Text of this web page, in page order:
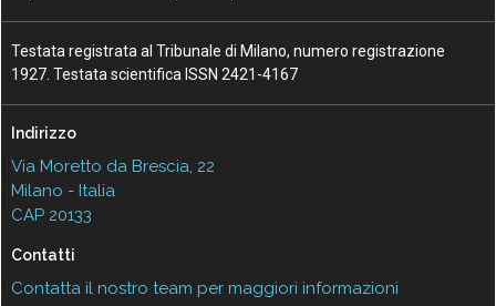
Testata registrata al Tribunale di Milano, numero registrazione
1927. Testata scientifica ISSN 2421-4167
Indirizzo
Via Moretto da Brescia, 22
Milano - Italia
CAP 20133
Contatti
Contatta il nostro team per maggiori informazioni